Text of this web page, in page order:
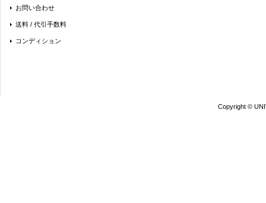
お問い合わせ
送料 / 代引手数料
コンディション
Copyright ©